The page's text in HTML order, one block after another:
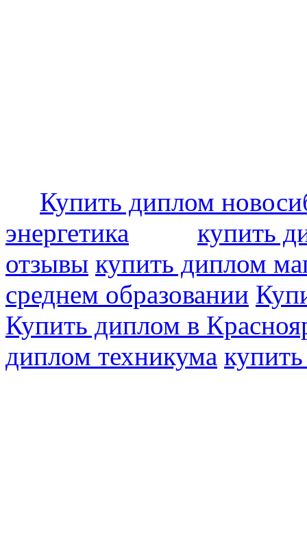
Купить диплом
энергетика
купить
отзывы купить диплом
среднем образовании
Купить диплом в
диплом техникума